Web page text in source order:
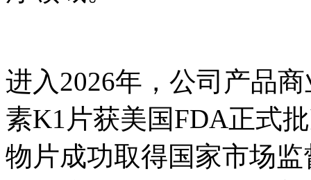
进入2026年，公司产品
素K1片获美国FDA正式
物片成功取得国家市场